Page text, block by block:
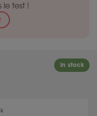
le test !